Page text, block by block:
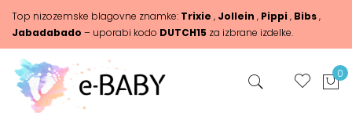
Top nizozemske blagovne znamke: Trixie , Jollein , Pippi, Bibs,
Jabadabado – uporabi kodo DUTCH15 za izbrane izdelke.
0